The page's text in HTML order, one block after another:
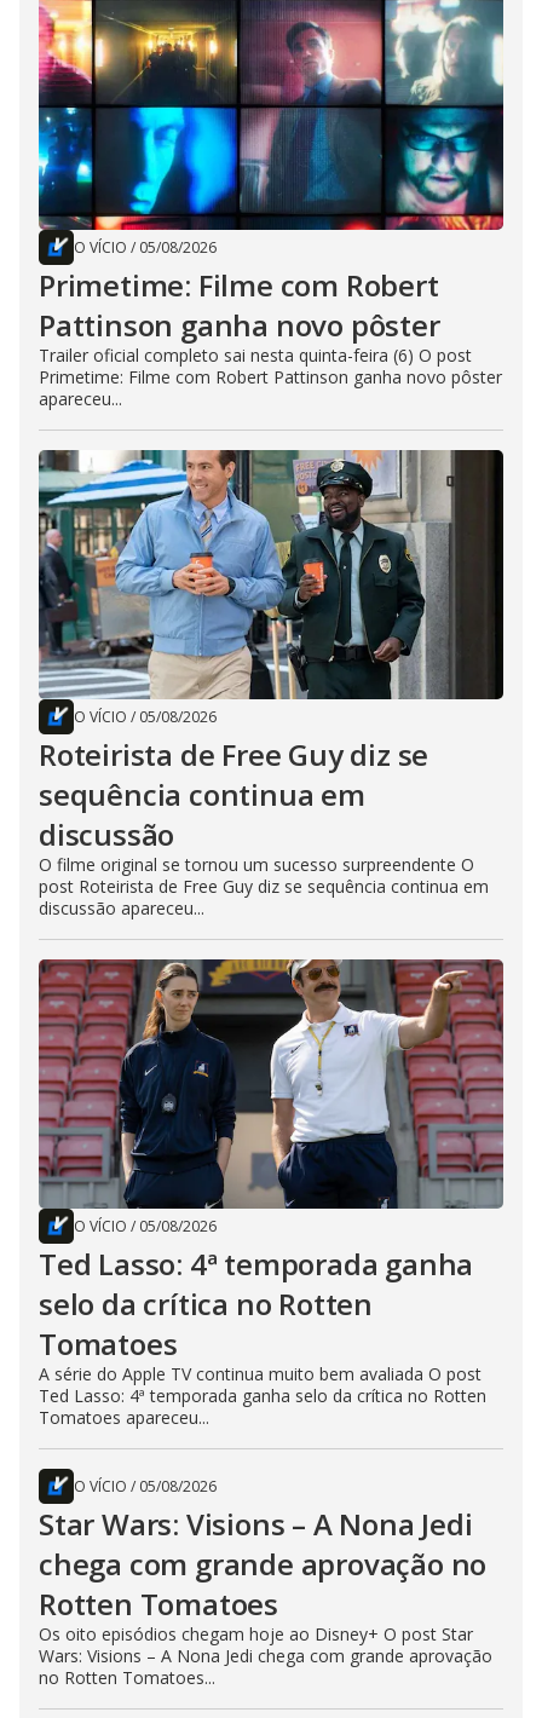
O VÍCIO / 05/08/2026
Primetime: Filme com Robert
Pattinson ganha novo pôster
Trailer oficial completo sai nesta quinta-feira (6) O post
Primetime: Filme com Robert Pattinson ganha novo pôster
apareceu...
O VÍCIO / 05/08/2026
Roteirista de Free Guy diz se
sequência continua em
discussão
O filme original se tornou um sucesso surpreendente O
post Roteirista de Free Guy diz se sequência continua em
discussão apareceu...
O VÍCIO / 05/08/2026
Ted Lasso: 4ª temporada ganha
selo da crítica no Rotten
Tomatoes
A série do Apple TV continua muito bem avaliada O post
Ted Lasso: 4ª temporada ganha selo da crítica no Rotten
Tomatoes apareceu...
O VÍCIO / 05/08/2026
Star Wars: Visions – A Nona Jedi
chega com grande aprovação no
Rotten Tomatoes
Os oito episódios chegam hoje ao Disney+ O post Star
Wars: Visions – A Nona Jedi chega com grande aprovação
no Rotten Tomatoes...